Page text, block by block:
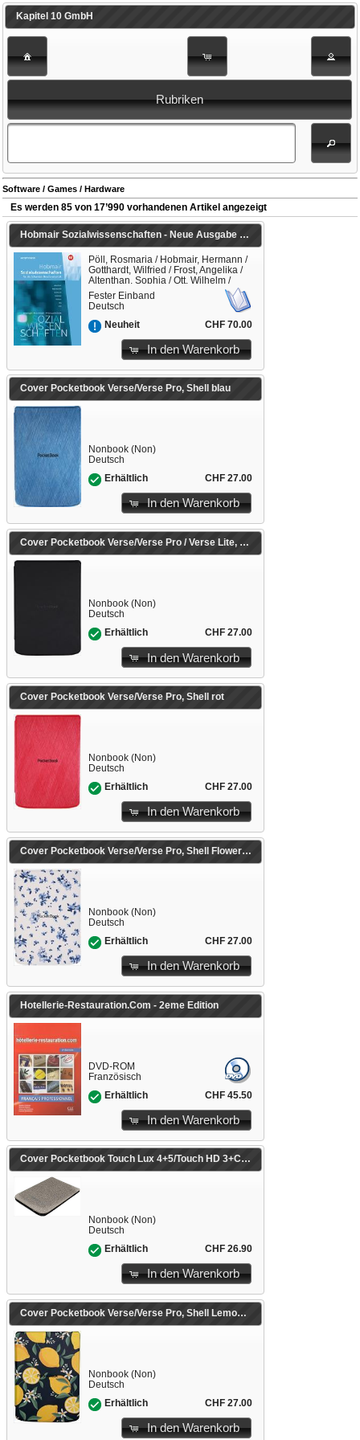
Kapitel 10 GmbH
Rubriken
Software / Games / Hardware
Es werden 85 von 17’990 vorhandenen Artikel angezeigt
Hobmair Sozialwissenschaften - Neue Ausgabe für die Schweizer Berufsmaturität
Pöll, Rosmaria / Hobmair, Hermann /
Gotthardt, Wilfried / Frost, Angelika /
Altenthan, Sophia / Ott, Wilhelm /
Betscher-Ott, Sylvia / Hobmair,
Hermann (Hrsg.)
Fester Einband
Deutsch
Neuheit
CHF 70.00
In den Warenkorb
Cover Pocketbook Verse/Verse Pro, Shell blau
Nonbook (Non)
Deutsch
Erhältlich
CHF 27.00
In den Warenkorb
Cover Pocketbook Verse/Verse Pro / Verse Lite, Shell schwarz
Nonbook (Non)
Deutsch
Erhältlich
CHF 27.00
In den Warenkorb
Cover Pocketbook Verse/Verse Pro, Shell rot
Nonbook (Non)
Deutsch
Erhältlich
CHF 27.00
In den Warenkorb
Cover Pocketbook Verse/Verse Pro, Shell Flowers
Nonbook (Non)
Deutsch
Erhältlich
CHF 27.00
In den Warenkorb
Hotellerie-Restauration.Com - 2eme Edition
DVD-ROM
Französisch
Erhältlich
CHF 45.50
In den Warenkorb
Cover Pocketbook Touch Lux 4+5/Touch HD 3+Color Shell grau
Nonbook (Non)
Deutsch
Erhältlich
CHF 26.90
In den Warenkorb
Cover Pocketbook Verse/Verse Pro, Shell Lemon Print
Nonbook (Non)
Deutsch
Erhältlich
CHF 27.00
In den Warenkorb